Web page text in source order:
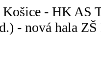
Košice -
- nová hala